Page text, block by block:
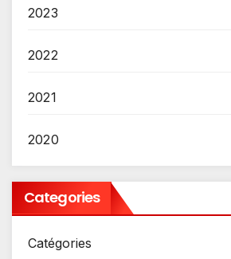
2023
2022
2021
2020
Categories
Catégories